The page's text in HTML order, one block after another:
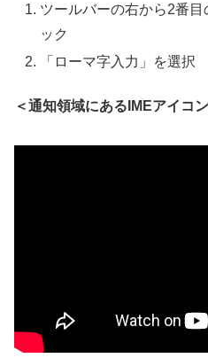
ツールバーの右から2番
ック
「ローマ字入力」を選択
＜通知領域にあるIMEアイコ